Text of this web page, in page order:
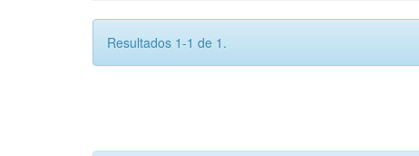
Resultados 1-1 de 1.